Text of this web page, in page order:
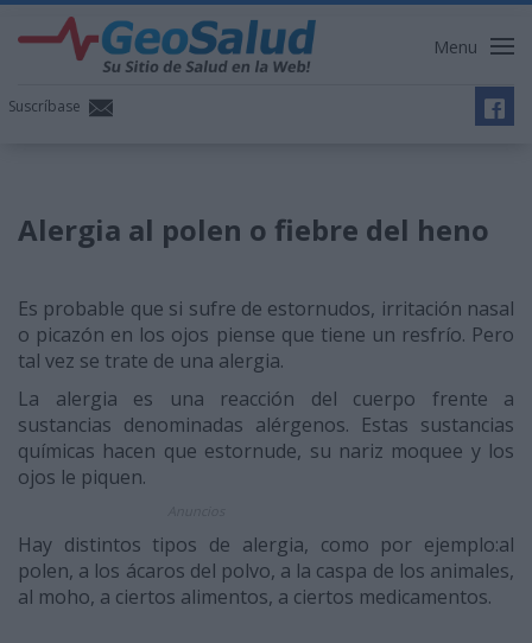
Menu
Suscríbase
Alergia al polen o fiebre del heno
Es probable que si sufre de estornudos, irritación nasal
o picazón en los ojos piense que tiene un resfrío. Pero
tal vez se trate de una alergia.
La alergia es una reacción del cuerpo frente a
sustancias denominadas alérgenos. Estas sustancias
químicas hacen que estornude, su nariz moquee y los
ojos le piquen.
Hay distintos tipos de alergia, como por ejemplo:al
polen, a los ácaros del polvo, a la caspa de los animales,
al moho, a ciertos alimentos, a ciertos medicamentos.